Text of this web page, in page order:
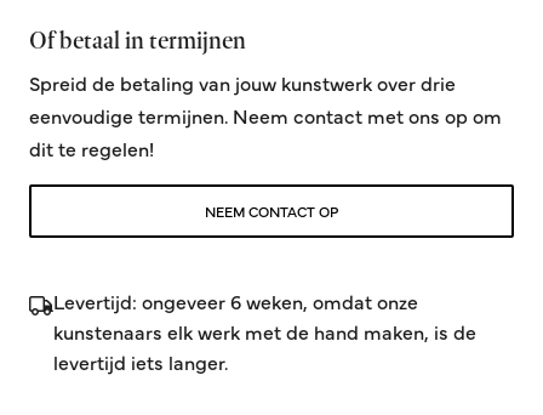
Of betaal in termijnen
Spreid de betaling van jouw kunstwerk over drie
eenvoudige termijnen. Neem contact met ons op om
dit te regelen!
NEEM CONTACT OP
Levertijd: ongeveer 6 weken, omdat onze
kunstenaars elk werk met de hand maken, is de
levertijd iets langer.